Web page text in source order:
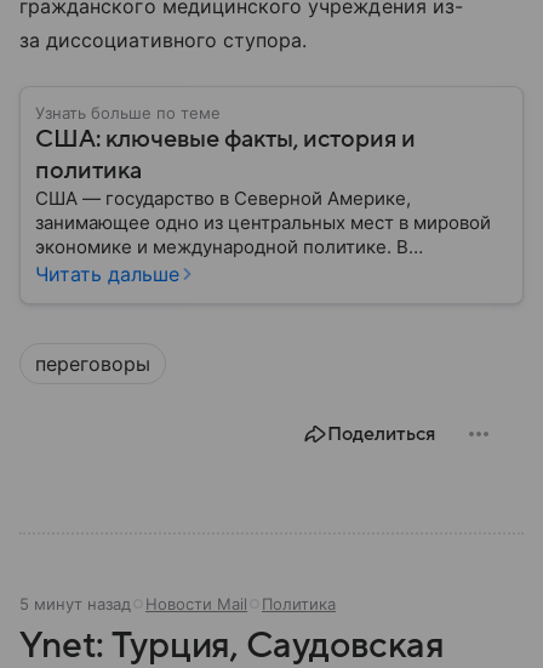
гражданского медицинского учреждения из-
за диссоциативного ступора.
Узнать больше по теме
США: ключевые факты, история и
политика
США — государство в Северной Америке,
занимающее одно из центральных мест в мировой
экономике и международной политике. В
материале — основные сведения об этой стране.
Читать дальше
переговоры
Поделиться
5 минут назад Новости Mail Политика
Ynet: Турция, Саудовская